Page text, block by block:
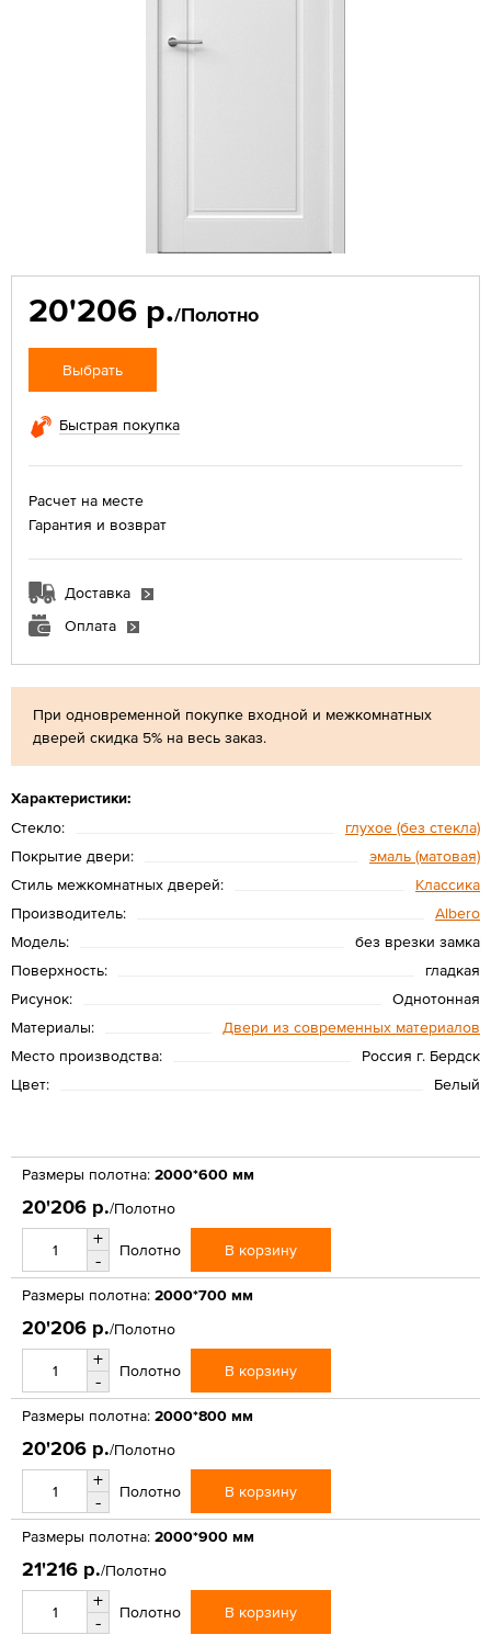
При одновременной покупке входной и межкомнатных
дверей скидка 5% на весь заказ.
Характеристики:
Стекло:
глухое (без стекла)
Покрытие двери:
эмаль (матовая)
Стиль межкомнатных дверей:
Классика
Производитель:
Albero
Модель:
без врезки замка
Поверхность:
гладкая
Рисунок:
Однотонная
Материалы:
Двери из современных материалов
Место производства:
Россия г. Бердск
Цвет:
Белый
20'206 р./Полотно
Выбрать
Быстрая покупка
Расчет на месте
Гарантия и возврат
Доставка
Оплата
Размеры полотна: 2000*600 мм
20'206 р./Полотно
+
-
Полотно В корзину
Размеры полотна: 2000*700 мм
20'206 р./Полотно
+
-
Полотно В корзину
Размеры полотна: 2000*800 мм
20'206 р./Полотно
+
-
Полотно В корзину
Размеры полотна: 2000*900 мм
21'216 р./Полотно
+
-
Полотно В корзину